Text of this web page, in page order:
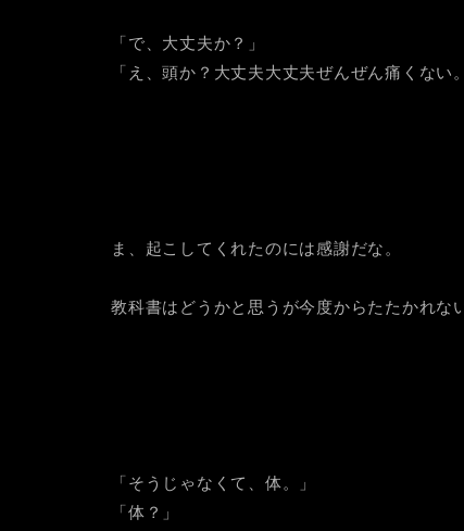
「で、大丈夫か？」
「え、頭か？大丈夫大丈夫ぜんぜん痛くない
ま、起こしてくれたのには感謝だな。
教科書はどうかと思うが今度からたたかれな
「そうじゃなくて、体。」
「体？」